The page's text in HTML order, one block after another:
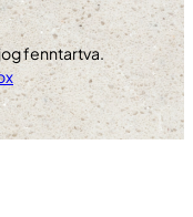
fenntartva.